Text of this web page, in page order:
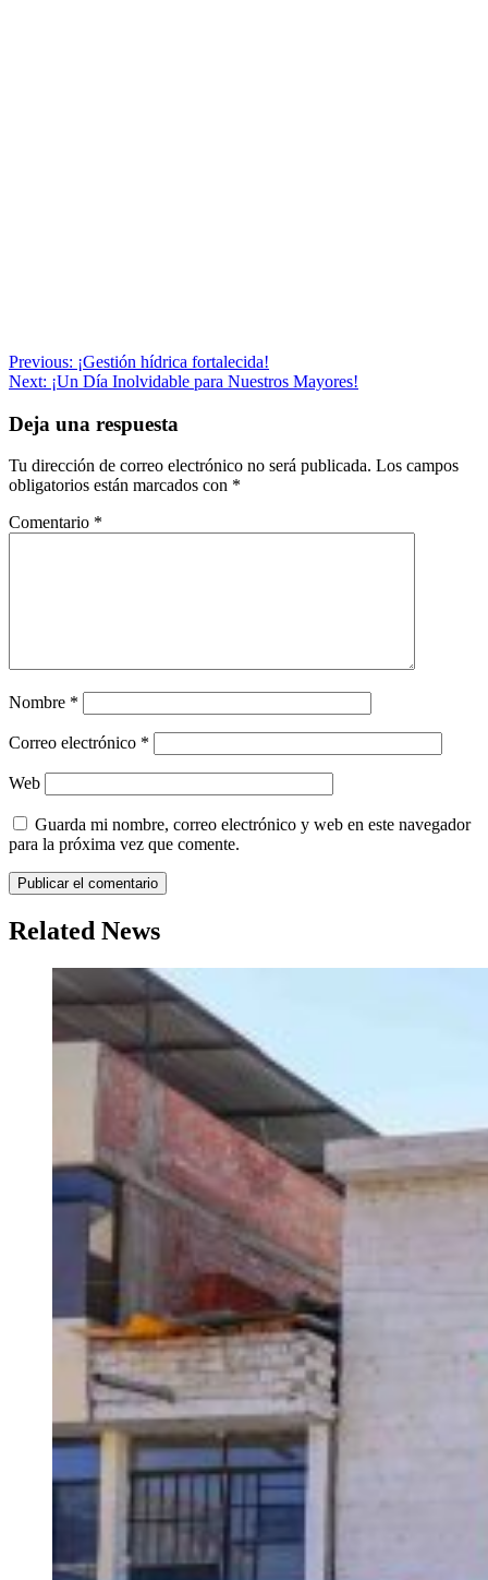
Navegación
de
entradas
Previous: ¡Gestión hídrica fortalecida!
Next: ¡Un Día Inolvidable para Nuestros Mayores!
Deja una respuesta
Tu dirección de correo electrónico no será publicada. Los campos
obligatorios están marcados con *
Comentario *
Nombre *
Correo electrónico *
Web
Guarda mi nombre, correo electrónico y web en este navegador
para la próxima vez que comente.
Related News